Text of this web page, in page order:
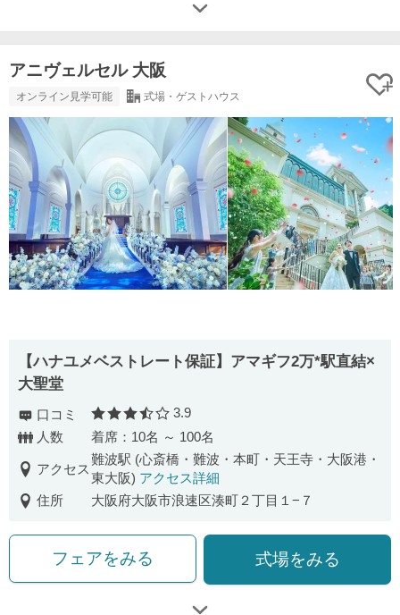
アニヴェルセル 大阪
オンライン見学可能 式場・ゲストハウス
【ハナユメベストレート保証】アマギフ2万*駅直結×
大聖堂
口コミ 口コミ評価
3.9
人数
着席：10名 ～ 100名
アクセス
難波駅 (心斎橋・難波・本町・天王寺・大阪港・
東大阪) アクセス詳細
住所
大阪府大阪市浪速区湊町２丁目１−７
フェアをみる 式場をみる